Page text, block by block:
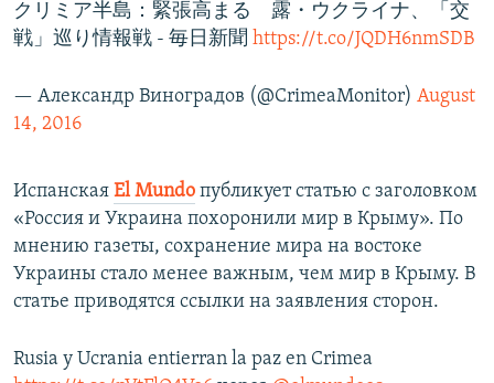
クリミア半島：緊張高まる 露・ウクライナ、「交
戦」巡り情報戦 - 毎日新聞 https://t.co/JQDH6nmSDB
— Александр Виноградов (@CrimeaMonitor) August
14, 2016
Испанская Еl Мundo публикует статью с заголовком
«Россия и Украина похоронили мир в Крыму». По
мнению газеты, сохранение мира на востоке
Украины стало менее важным, чем мир в Крыму. В
статье приводятся ссылки на заявления сторон.
Rusia y Ucrania entierran la paz en Crimea